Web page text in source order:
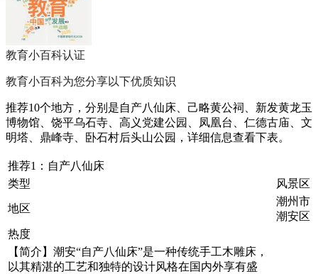
教育小百科认证
教育小百科为您分享以下优质知识
推荐10个地方，分别是自产八仙床、己略黄公祠、新发黄龙玉
博物馆、饶平乌石寺、高义党建公园、凤凰台、仁德古庙、文
明塔、鼎峰寺、卧石村后头山公园，详细信息查看下表。
推荐1：自产八仙床
类型
风景区
地区
潮州市
潮安区
热度
【简介】潮安“自产八仙床”是一种传统手工木雕床，
以其精湛的工艺和独特的设计风格在国内外享有盛